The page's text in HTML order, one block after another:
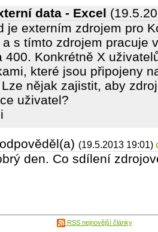
data - Excel
je externím zdrojem pro
a s tímto zdrojem pracuje
400. Konkrétně X
které jsou připojeny
nějak zajistit, aby
uživatel?
odpověděl(a) (19.5.2013 19:01)
den. Co sdílení
RSS nejnovější články